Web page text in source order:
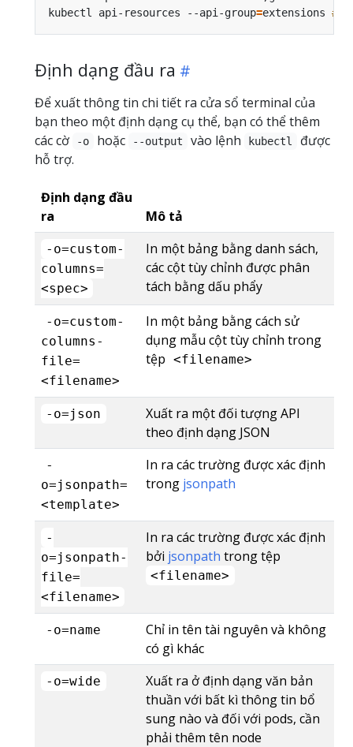
kubectl api-resources --api-group=extensions #
Định dạng đầu ra
Để xuất thông tin chi tiết ra cửa sổ terminal của
bạn theo một định dạng cụ thể, bạn có thể thêm
các cờ
-o hoặc --output vào lệnh kubectl
được
hỗ trợ.
Định dạng đầu
ra
Mô tả
-o=custom-
columns=
<spec>
In một bảng bằng danh sách,
các cột tùy chỉnh được phân
tách bằng dấu phẩy
-o=custom-
columns-
file=
<filename>
In một bảng bằng cách sử
dụng mẫu cột tùy chỉnh trong
tệp <filename>
-o=json
Xuất ra một đối tượng API
theo định dạng JSON
-
o=jsonpath=
<template>
In ra các trường được xác định
trong jsonpath
-
o=jsonpath-
file=
<filename>
In ra các trường được xác định
bởi jsonpath trong tệp
<filename>
-o=name
Chỉ in tên tài nguyên và không
có gì khác
-o=wide
Xuất ra ở định dạng văn bản
thuần với bất kì thông tin bổ
sung nào và đối với pods, cần
phải thêm tên node